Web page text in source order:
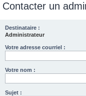
Contacter un
Destinataire :
Administrateur
Votre adresse courriel :
Votre nom :
Sujet :